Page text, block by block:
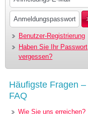
Benutzer-Registrierung
Haben Sie Ihr Passwort
vergessen?
Häufigste Fragen –
FAQ
Wie Sie uns erreichen?